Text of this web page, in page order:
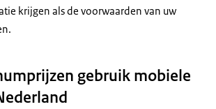
krijgen als de voorwaarden van uw
gebruik mobiele